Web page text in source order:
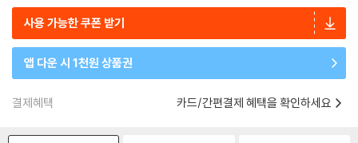
사용 가능한 쿠폰 받기
앱 다운 시 1천원 상품권
결제혜택 카드/간편결제 혜택을 확인하세요